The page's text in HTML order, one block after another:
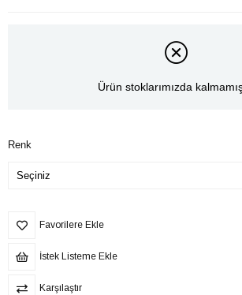
Ürün stoklarımızda
Renk
Favorilere Ekle
İstek Listeme Ekle
Karşılaştır